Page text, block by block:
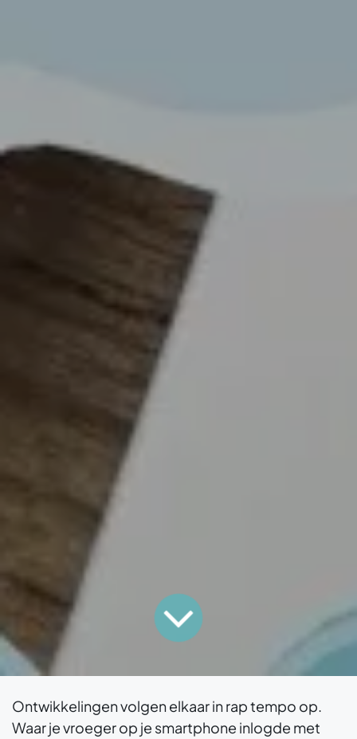
Ontwikkelingen volgen elkaar in rap tempo op.
Waar je vroeger op je smartphone inlogde met